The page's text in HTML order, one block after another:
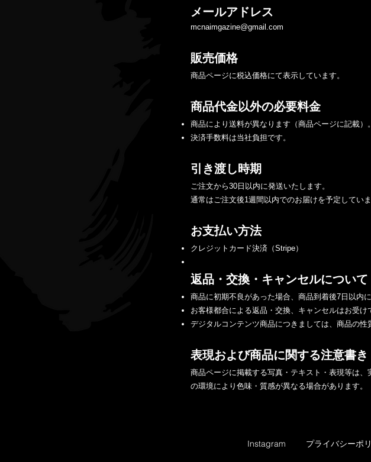
メールアドレス
mcnaimgazine@gmail.com
販売価格
商品ページに税込価格にて表示しています。
商品代金以外の必要料金
商品により送料が異なります（商品ページに記載）。
決済手数料は当社負担です。
引き渡し時期
ご注文から30日以内に発送いたします。
通常はご注文後1週間以内でのお届けを予定していま
お支払い方法
クレジットカード決済（Stripe）
返品・交換・キャンセルについて
商品に初期不良があった場合、商品到着後7日以内
お客様都合による返品・交換、キャンセルはお受け
デジタルコンテンツ商品につきましては、商品の性
表現および商品に関する注意書き
商品ページに掲載する写真・テキスト・表現等は
の環境により色味・質感が異なる場合があります。
Instagram プライバシーポ